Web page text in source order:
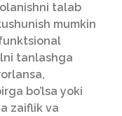
talab
mumkin
tanlashga
bo’lsa yoki
zaiflik va